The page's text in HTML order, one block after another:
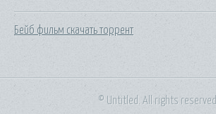
Бейб фильм скачать торрент
© Untitled. All rights reserved.